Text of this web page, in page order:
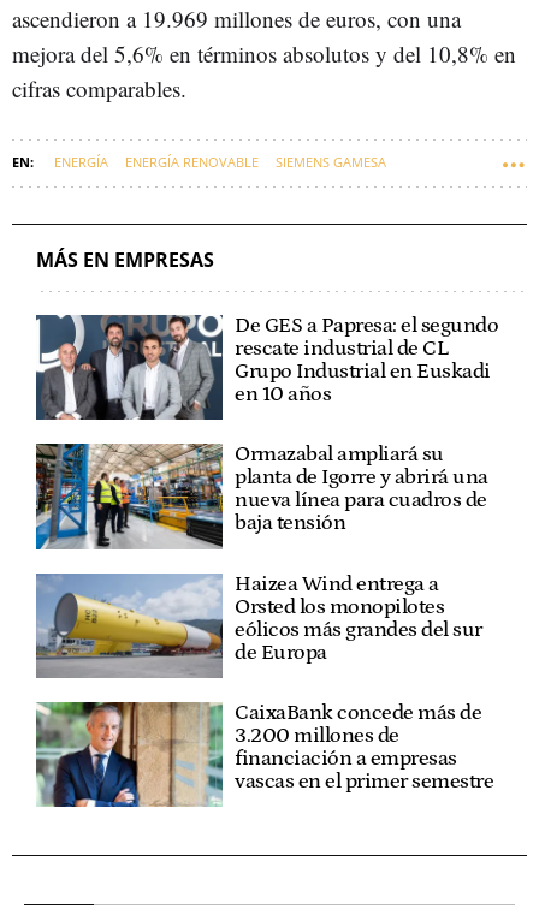
ascendieron a 19.969 millones de euros, con una
mejora del 5,6% en términos absolutos y del 10,8% en
cifras comparables.
ENERGÍA ENERGÍA RENOVABLE SIEMENS GAMESA
MÁS EN EMPRESAS
De GES a Papresa: el segundo
rescate industrial de CL
Grupo Industrial en Euskadi
en 10 años
Ormazabal ampliará su
planta de Igorre y abrirá una
nueva línea para cuadros de
baja tensión
Haizea Wind entrega a
Orsted los monopilotes
eólicos más grandes del sur
de Europa
CaixaBank concede más de
3.200 millones de
financiación a empresas
vascas en el primer semestre